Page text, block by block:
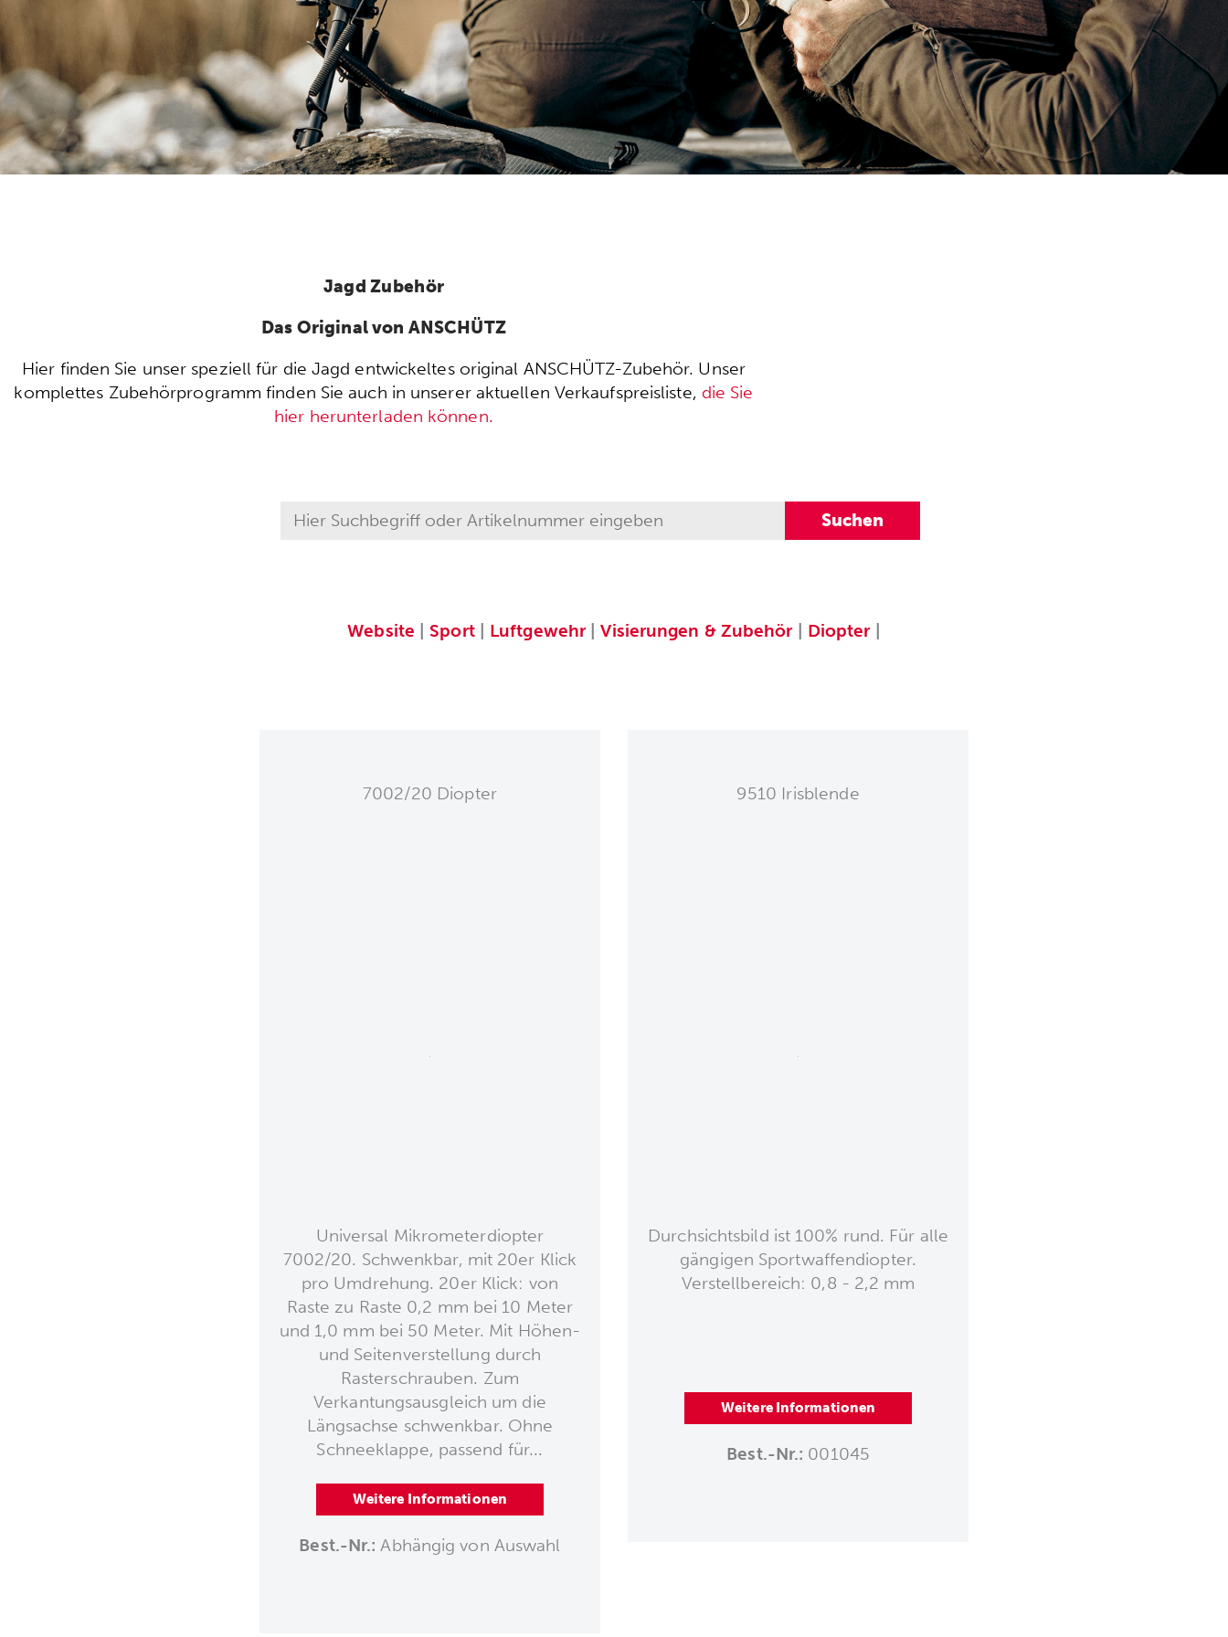
Jagd Zubehör
Das Original von ANSCHÜTZ
Hier finden Sie unser speziell für die Jagd entwickeltes original ANSCHÜTZ-Zubehör. Unser
komplettes Zubehörprogramm finden Sie auch in unserer aktuellen Verkaufspreisliste, die Sie
hier herunterladen können.
Website |Sport| Luftgewehr|Visierungen & Zubehör| Diopter|
7002/20 Diopter
Universal Mikrometerdiopter
7002/20. Schwenkbar, mit 20er Klick
pro Umdrehung. 20er Klick: von
Raste zu Raste 0,2 mm bei 10 Meter
und 1,0 mm bei 50 Meter. Mit Höhen-
und Seitenverstellung durch
Rasterschrauben. Zum
Verkantungsausgleich um die
Längsachse schwenkbar. Ohne
Schneeklappe, passend für...
Weitere Informationen
Best.-Nr.: Abhängig von Auswahl
9510 Irisblende
Durchsichtsbild ist 100% rund. Für alle
gängigen Sportwaffendiopter.
Verstellbereich: 0,8 - 2,2 mm
Weitere Informationen
Best.-Nr.: 001045